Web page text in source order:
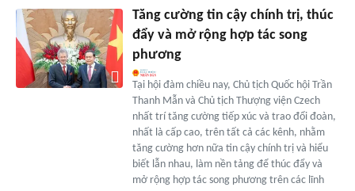
Tăng cường tin cậy chính trị, thúc
đẩy và mở rộng hợp tác song
phương
Tại hội đàm chiều nay, Chủ tịch Quốc hội Trần
Thanh Mẫn và Chủ tịch Thượng viện Czech
nhất trí tăng cường tiếp xúc và trao đổi đoàn,
nhất là cấp cao, trên tất cả các kênh, nhằm
tăng cường hơn nữa tin cậy chính trị và hiểu
biết lẫn nhau, làm nền tảng để thúc đẩy và
mở rộng hợp tác song phương trên các lĩnh